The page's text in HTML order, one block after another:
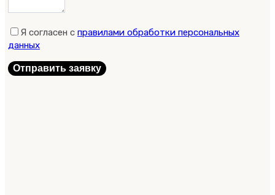
Я согласен с правилами обработки персональных
данных